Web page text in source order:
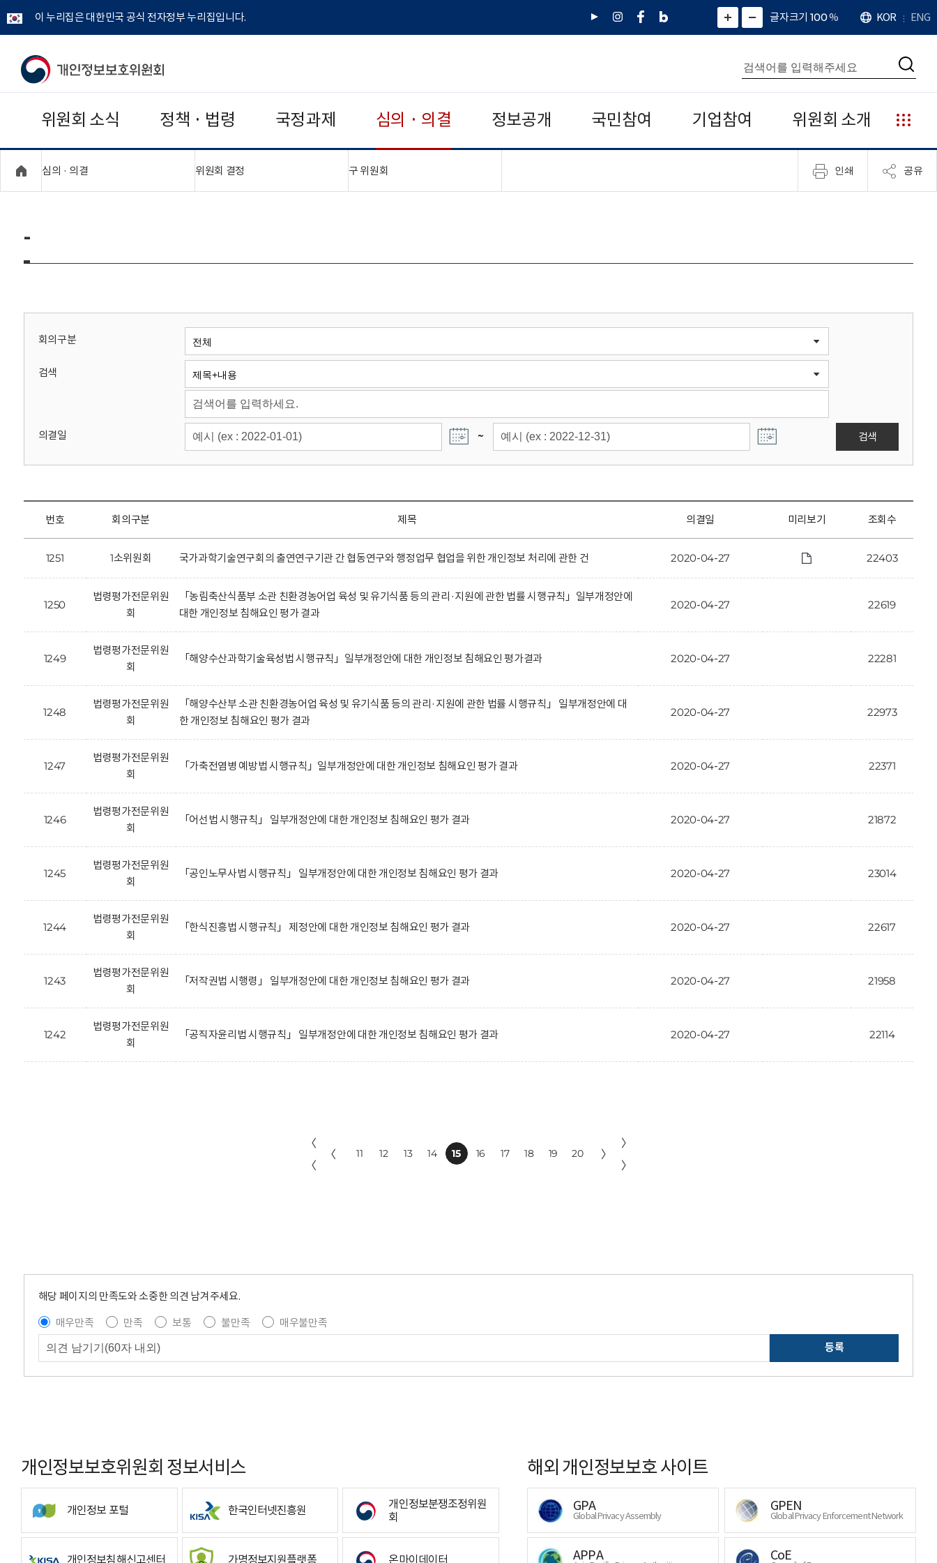
이 누리집은 대한민국 공식 전자정부 누리집입니다.
유
인
페
네
그
)
화
면
면
소
확
대
치
글자크기 100%
언
어
KOR ENG
개
보
보
위
회
통
합
검
색
검
위원회 소식 정책 · 법령 국정과제 심의 · 의결 정보공개 국민참여 기업참여 위원회 소개
누
리
집
안
심의 · 의결 위원회 결정 구 위원회 인쇄 공유
-
회의구분
검색
의결일 ~ 검색
번호 회의구분 제목 의결일 미리보기 조회수
1251 1소위원회 국가과학기술연구회의 출연연구기관 간 협동연구와 행정업무 협업을 위한 개인정보 처리에 관한 건 2020-04-27 22403
1250
법령평가전문위원
회
「농림축산식품부 소관 친환경농어업 육성 및 유기식품 등의 관리·지원에 관한 법률 시행규칙」일부개정안에
대한 개인정보 침해요인 평가 결과
2020-04-27 22619
1249
법령평가전문위원
회
「해양수산과학기술육성법 시행규칙」일부개정안에 대한 개인정보 침해요인 평가결과 2020-04-27 22281
1248
법령평가전문위원
회
「해양수산부 소관 친환경농어업 육성 및 유기식품 등의 관리·지원에 관한 법률 시행규칙」 일부개정안에 대
한 개인정보 침해요인 평가 결과
2020-04-27 22973
1247
법령평가전문위원
회
「가축전염병 예방법 시행규칙」일부개정안에 대한 개인정보 침해요인 평가 결과 2020-04-27 22371
1246
법령평가전문위원
회
「어선법 시행규칙」 일부개정안에 대한 개인정보 침해요인 평가 결과 2020-04-27 21872
1245
법령평가전문위원
회
「공인노무사법 시행규칙」 일부개정안에 대한 개인정보 침해요인 평가 결과 2020-04-27 23014
1244
법령평가전문위원
회
「한식진흥법 시행규칙」 제정안에 대한 개인정보 침해요인 평가 결과 2020-04-27 22617
1243
법령평가전문위원
회
「저작권법 시행령」 일부개정안에 대한 개인정보 침해요인 평가 결과 2020-04-27 21958
1242
법령평가전문위원
회
「공직자윤리법 시행규칙」 일부개정안에 대한 개인정보 침해요인 평가 결과 2020-04-27 22114
〈
〈
〈 11 12 13 14 15 16 17 18 19 20 〉
〉
〉
해당 페이지의 만족도와 소중한 의견 남겨주세요.
매우만족
만족 보통 불만족
매우불만족
등록
개인정보보호위원회 정보서비스
개인정보 포털 한국인터넷진흥원
개인정보분쟁조정위원
회
개인정보침해신고센터 가명정보지원플랫폼 온마이데이터
해외 개인정보보호 사이트
GPA
Global Privacy Assembly
GPEN
Global Privacy Enforcement Network
APPA CoE